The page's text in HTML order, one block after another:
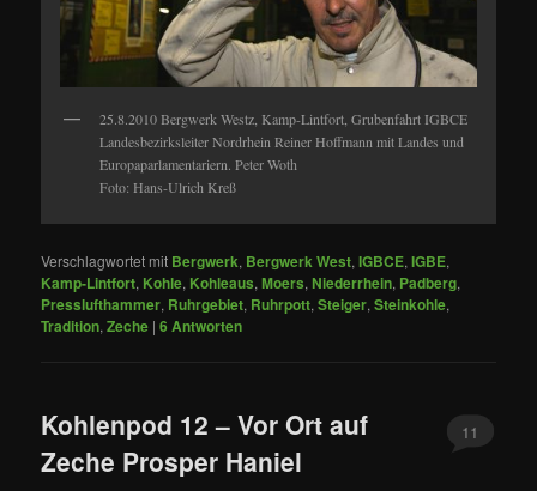
25.8.2010 Bergwerk Westz, Kamp-Lintfort, Grubenfahrt IGBCE
Landesbezirksleiter Nordrhein Reiner Hoffmann mit Landes und
Europaparlamentariern. Peter Woth
Foto: Hans-Ulrich Kreß
Verschlagwortet mit Bergwerk, Bergwerk West,IGBCE,IGBE,
Kamp-Lintfort, Kohle, Kohleaus,Moers,Niederrhein, Padberg,
Presslufthammer, Ruhrgebiet, Ruhrpott,Steiger,Steinkohle,
Tradition,Zeche |6 Antworten
Kohlenpod 12 – Vor Ort auf
Zeche Prosper Haniel
11